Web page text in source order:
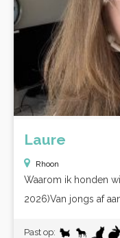
Laure
Rhoon
Waarom ik honden
2026)Van jongs af
Past op: